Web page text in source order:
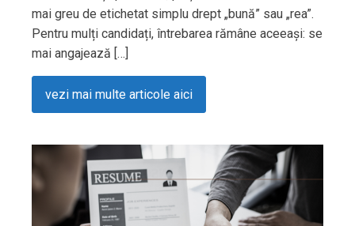
mai greu de etichetat simplu drept „bună” sau „rea”.
Pentru mulți candidați, întrebarea rămâne aceeași: se
mai angajează […]
vezi mai multe articole aici